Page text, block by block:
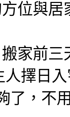
位與
家前
人擇日
了，不